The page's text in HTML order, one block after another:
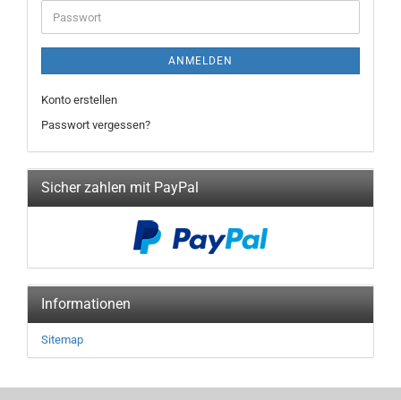
Passwort
ANMELDEN
Konto erstellen
Passwort vergessen?
Sicher zahlen mit PayPal
Informationen
Sitemap